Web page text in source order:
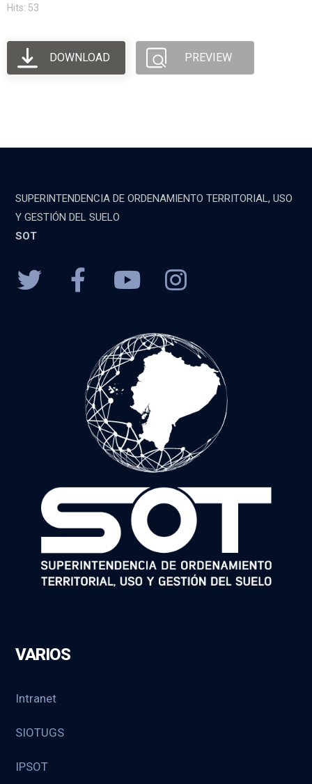
Hits: 53
DOWNLOAD PREVIEW
SUPERINTENDENCIA DE ORDENAMIENTO TERRITORIAL, USO
Y GESTIÓN DEL SUELO
SOT
VARIOS
Intranet
SIOTUGS
IPSOT